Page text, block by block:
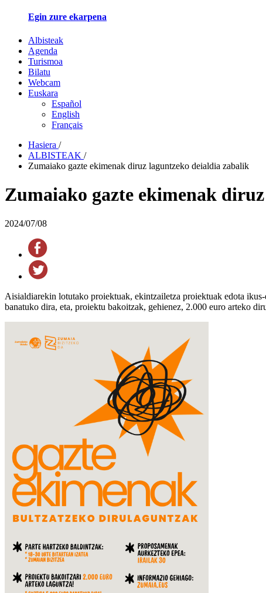
Egin zure ekarpena
Albisteak
Agenda
Turismoa
Bilatu
Webcam
Euskara
Español
English
Français
Hasiera /
ALBISTEAK /
Zumaiako gazte ekimenak diruz laguntzeko deialdia zabalik
Zumaiako gazte ekimenak
2024/07/08
Aisialdiarekin lotutako proiektuak, ekintzailetza proiektuak edota
banatuko dira, eta, proiektu bakoitzak, gehienez, 2.000 euro arteko